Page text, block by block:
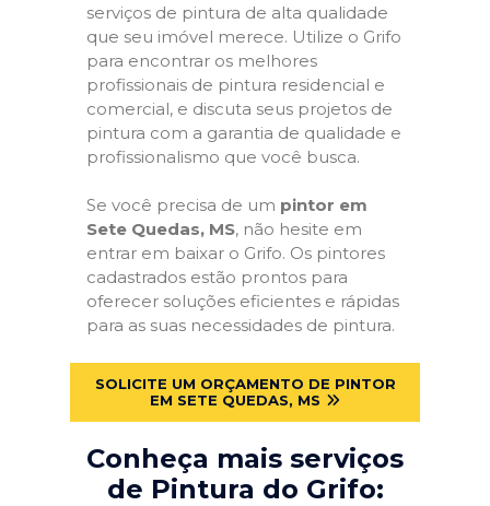
serviços de pintura de alta qualidade
que seu imóvel merece. Utilize o Grifo
para encontrar os melhores
profissionais de pintura residencial e
comercial, e discuta seus projetos de
pintura com a garantia de qualidade e
profissionalismo que você busca.
Se você precisa de um pintor em
Sete Quedas, MS, não hesite em
entrar em baixar o Grifo. Os pintores
cadastrados estão prontos para
oferecer soluções eficientes e rápidas
para as suas necessidades de pintura.
SOLICITE UM ORÇAMENTO DE PINTOR
EM SETE QUEDAS, MS
Conheça mais serviços
de Pintura do Grifo: